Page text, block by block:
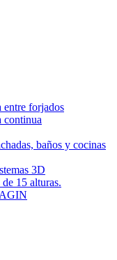
entre forjados
continua
baños y cocinas
3D
15 alturas.